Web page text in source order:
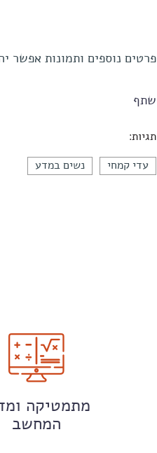
פרטים נוספים ותמונות אפשר
שתף
תגיות:
עדי קמחי נשים במדע
מתמטיקה
המחשב